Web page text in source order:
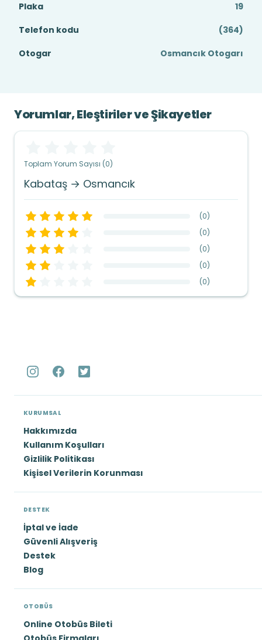
Plaka
19
Telefon kodu
(364)
Otogar
Osmancık Otogarı
Yorumlar, Eleştiriler ve Şikayetler
Toplam Yorum Sayısı (0)
Kabataş → Osmancık
(0)
(0)
(0)
(0)
(0)
KURUMSAL
Hakkımızda
Kullanım Koşulları
Gizlilik Politikası
Kişisel Verilerin Korunması
DESTEK
İptal ve İade
Güvenli Alışveriş
Destek
Blog
OTOBÜS
Online Otobüs Bileti